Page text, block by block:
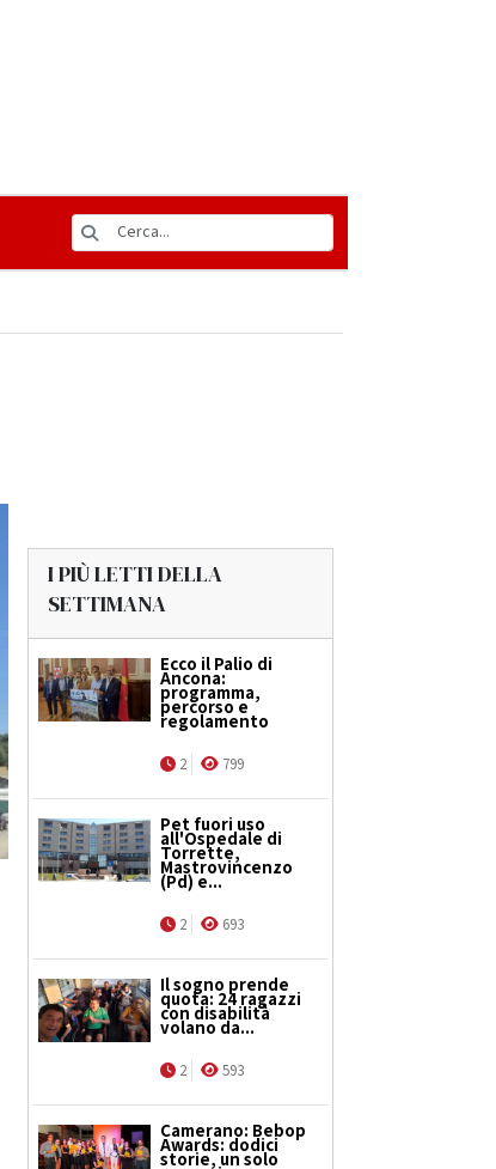
I PIÙ LETTI DELLA
SETTIMANA
Ecco il Palio di
Ancona:
programma,
percorso e
regolamento
2 799
Pet fuori uso
all'Ospedale di
Torrette,
Mastrovincenzo
(Pd) e...
2 693
Il sogno prende
quota: 24 ragazzi
con disabilità
volano da...
2 593
Camerano: Bebop
Awards: dodici
storie, un solo